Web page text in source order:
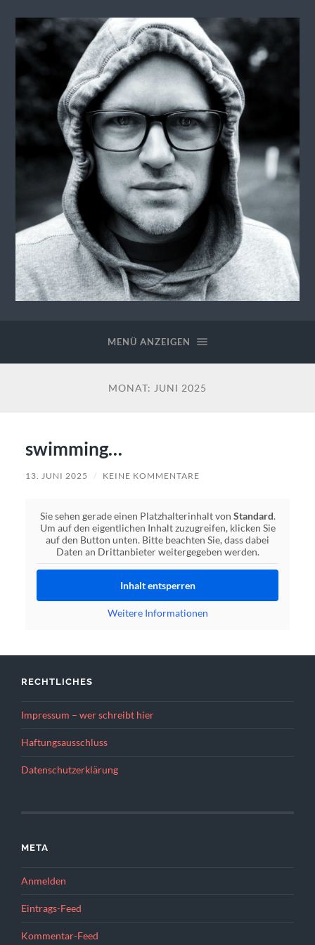
MENÜ ANZEIGEN
MONAT: JUNI 2025
swimming…
13. JUNI 2025 / KEINE KOMMENTARE
Sie sehen gerade einen Platzhalterinhalt von Standard.
Um auf den eigentlichen Inhalt zuzugreifen, klicken Sie
auf den Button unten. Bitte beachten Sie, dass dabei
Daten an Drittanbieter weitergegeben werden.
Inhalt entsperren
Weitere Informationen
RECHTLICHES
Impressum – wer schreibt hier
Haftungsausschluss
Datenschutzerklärung
META
Anmelden
Eintrags-Feed
Kommentar-Feed